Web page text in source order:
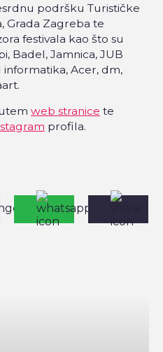
podršku Turističke
Grada Zagreba te
festivala kao što su
Badel, Jamnica, JUB
informatika, Acer, dm,
web stranice te
profila.